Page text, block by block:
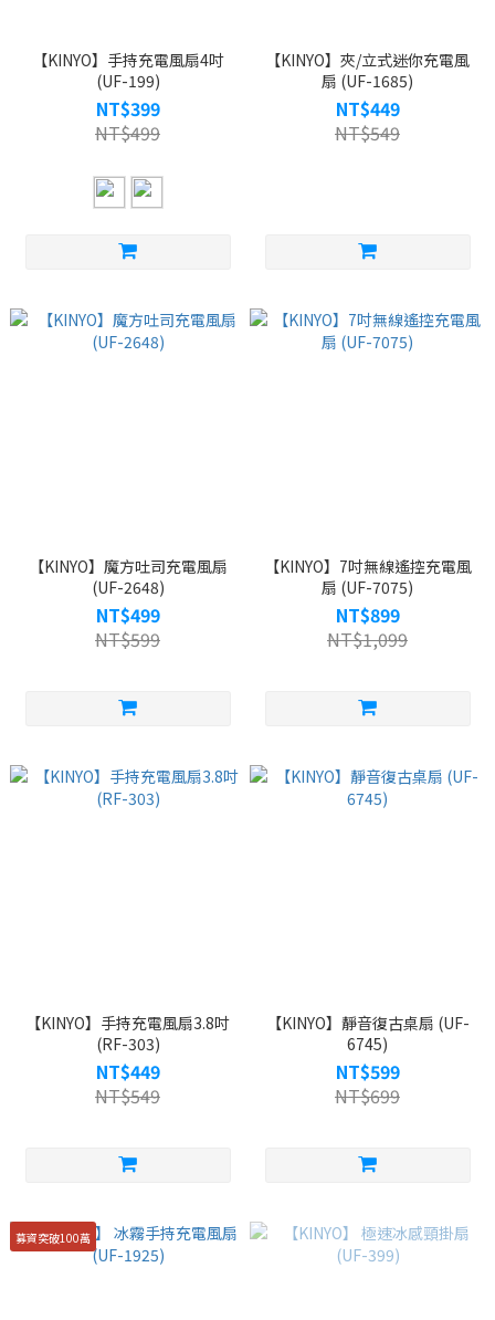
【KINYO】手持充電風扇4吋
(UF-199)
NT$399
NT$499
【KINYO】夾/立式迷你充電風
扇 (UF-1685)
NT$449
NT$549
【KINYO】魔方吐司充電風扇
(UF-2648)
NT$499
NT$599
【KINYO】7吋無線遙控充電風
扇 (UF-7075)
NT$899
NT$1,099
【KINYO】手持充電風扇3.8吋
(RF-303)
NT$449
NT$549
【KINYO】靜音復古桌扇 (UF-
6745)
NT$599
NT$699
募資突破100萬